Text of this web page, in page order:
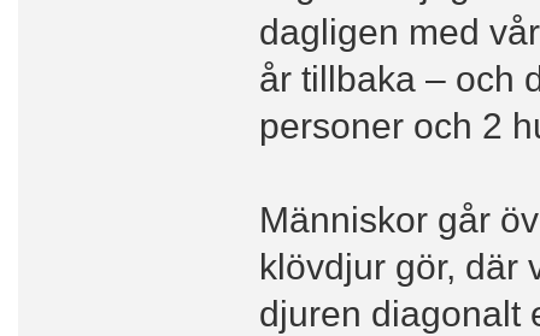
dagligen med
år tillbaka – och
personer och 2
Människor går
klövdjur gör, där
djuren diagonalt